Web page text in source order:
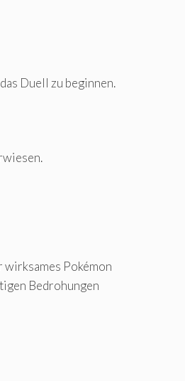
Duell zu beginnen.
wirksames Pokémon
Bedrohungen